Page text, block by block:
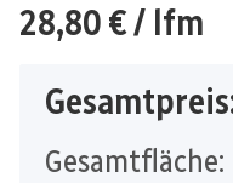
28,80 €/ lfm
Gesamtfläche: